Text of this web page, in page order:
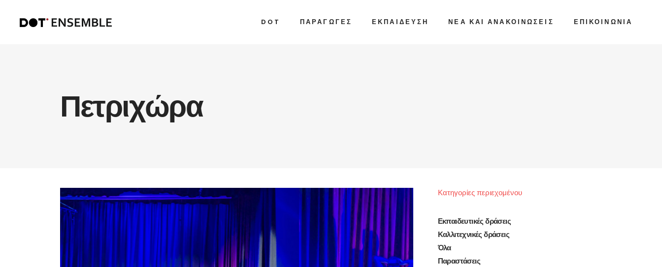
DOT ΠΑΡΑΓΩΓΈΣ ΕΚΠΑΊΔΕΥΣΗ ΝΈΑ ΚΑΙ ΑΝΑΚΟΙΝΏΣΕΙΣ ΕΠΙΚΟΙΝΩΝΊΑ
Πετριχώρα
Κατηγορίες περιεχομένου
Εκπαιδευτικές δράσεις
Καλλιτεχνικές δράσεις
Όλα
Παραστάσεις